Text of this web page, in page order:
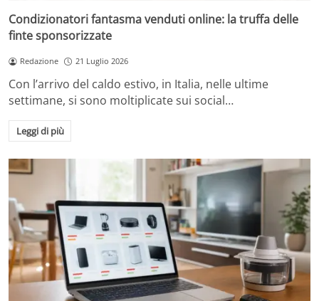
Condizionatori fantasma venduti online: la truffa delle
finte sponsorizzate
Redazione 21 Luglio 2026
Con l’arrivo del caldo estivo, in Italia, nelle ultime
settimane, si sono moltiplicate sui social…
Leggi di più